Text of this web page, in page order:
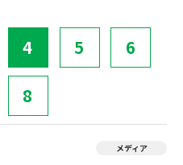
4 5 6
8
メディア